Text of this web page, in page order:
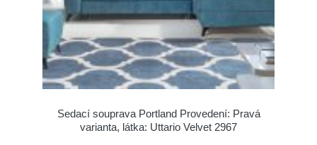
Sedací souprava Portland Provedení: Pravá
varianta, látka: Uttario Velvet 2967